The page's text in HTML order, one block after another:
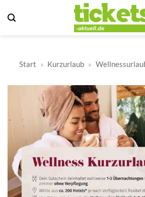
Inhalt
Start » Kurzurlaub »